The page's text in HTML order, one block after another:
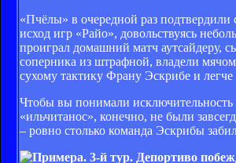
«Пчёлы» в очередной раз
исход игр «Райо», довольствуясь
проиграл домашний матч аутсайдеру,
соперника из штрафной, владели
сухому тактику Франу Эскрибе и легче
Чтобы вы понимали исключительность
«ильчитанос», конечно, не были
– ровно столько команда Эскрибы